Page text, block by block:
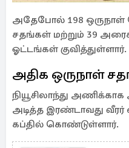
அதேபோல் 198 ஒருநாள்
சதங்கள் மற்றும் 39
ஓட்டங்கள் குவித்துள்ளார்.
அதிக ஒருநாள்
நியூசிலாந்து
அடித்த இரண்டாவது
கப்தில் கொண்டுள்ளார்.